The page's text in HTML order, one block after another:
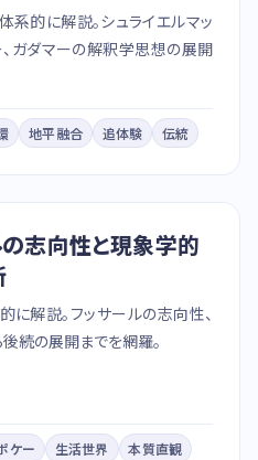
的に解説。シュライエルマッ
、ガダマーの解釈学思想の展開
地平融合 追体験 伝統
志向性と現象学的
解説。フッサールの志向性、
続の展開までを網羅。
ケー 生活世界
本質直観